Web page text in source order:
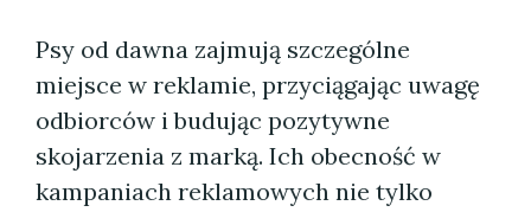
Psy od dawna zajmują szczególne
miejsce w reklamie, przyciągając uwagę
odbiorców i budując pozytywne
skojarzenia z marką. Ich obecność w
kampaniach reklamowych nie tylko